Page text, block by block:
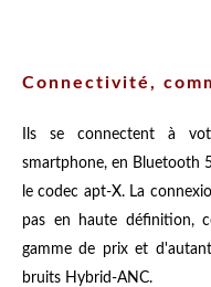
Connectivité,
Ils se connectent à
smartphone, en Bluetooth
le codec apt-X. La
pas en haute définition,
gamme de prix et
bruits Hybrid-ANC.